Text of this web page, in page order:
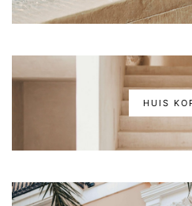
HUIS